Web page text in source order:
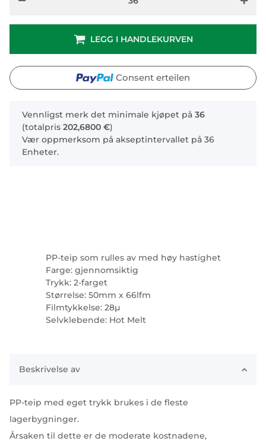
PP-teip som rulles av med høy hastighet
Farge: gjennomsiktig
Trykk: 2-farget
Størrelse: 50mm x 66lfm
Filmtykkelse: 28µ
Selvklebende: Hot Melt
LEGG I HANDLEKURVEN
Consent erteilen
x
Vennligst merk det minimale kjøpet på 36
(totalpris 202,6800 €)
Vær oppmerksom på akseptintervallet på 36
Enheter.
Beskrivelse av
PP-teip med eget trykk brukes i de fleste
lagerbygninger.
Årsaken til dette er de moderate kostnadene,